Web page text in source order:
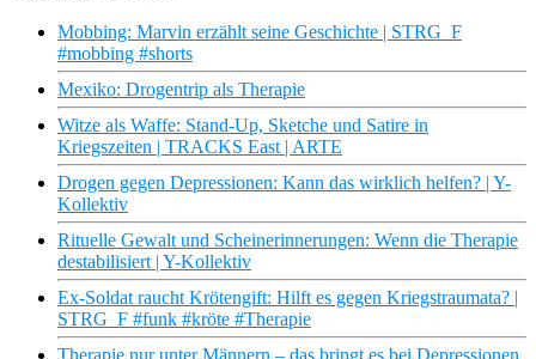
Mobbing: Marvin erzählt seine Geschichte | STRG_F
#mobbing #shorts
Mexiko: Drogentrip als Therapie
Witze als Waffe: Stand-Up, Sketche und Satire in
Kriegszeiten | TRACKS East | ARTE
Drogen gegen Depressionen: Kann das wirklich helfen? | Y-
Kollektiv
Rituelle Gewalt und Scheinerinnerungen: Wenn die Therapie
destabilisiert | Y-Kollektiv
Ex-Soldat raucht Krötengift: Hilft es gegen Kriegstraumata? |
STRG_F #funk #kröte #Therapie